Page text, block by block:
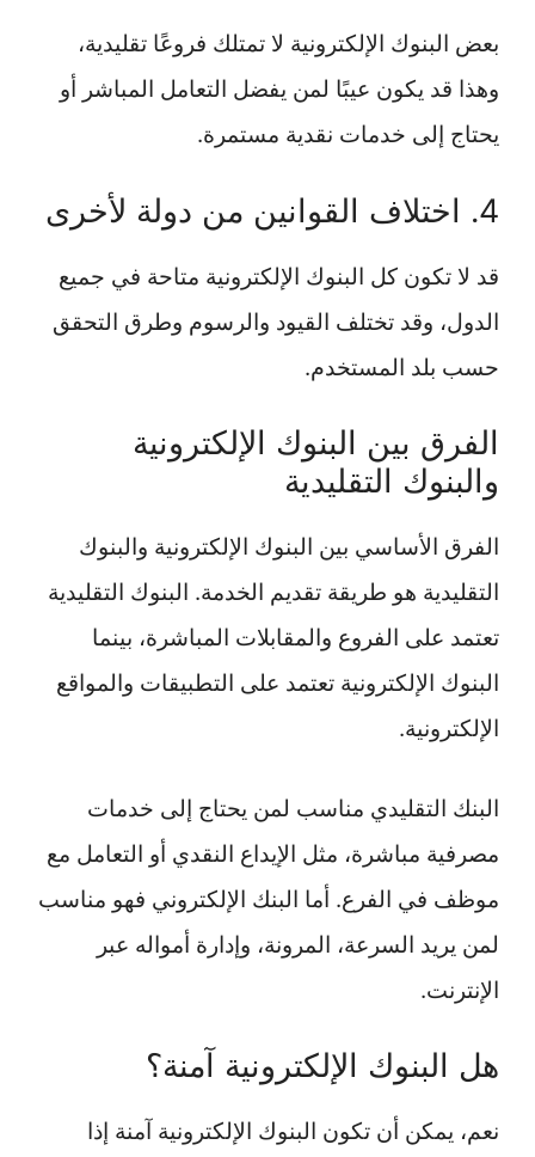
بعض البنوك الإلكترونية لا تمتلك فروعًا تقليدية،
وهذا قد يكون عيبًا لمن يفضل التعامل المباشر أو
يحتاج إلى خدمات نقدية مستمرة.
4. اختلاف القوانين من دولة لأخرى
قد لا تكون كل البنوك الإلكترونية متاحة في جميع
الدول، وقد تختلف القيود والرسوم وطرق التحقق
حسب بلد المستخدم.
الفرق بين البنوك الإلكترونية
والبنوك التقليدية
الفرق الأساسي بين البنوك الإلكترونية والبنوك
التقليدية هو طريقة تقديم الخدمة. البنوك التقليدية
تعتمد على الفروع والمقابلات المباشرة، بينما
البنوك الإلكترونية تعتمد على التطبيقات والمواقع
الإلكترونية.
البنك التقليدي مناسب لمن يحتاج إلى خدمات
مصرفية مباشرة، مثل الإيداع النقدي أو التعامل مع
موظف في الفرع. أما البنك الإلكتروني فهو مناسب
لمن يريد السرعة، المرونة، وإدارة أمواله عبر
الإنترنت.
هل البنوك الإلكترونية آمنة؟
نعم، يمكن أن تكون البنوك الإلكترونية آمنة إذا